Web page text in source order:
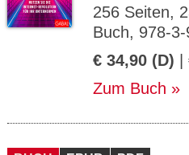
256 Seiten,
Buch, 978-
€ 34,90 (D)
Zum Buch